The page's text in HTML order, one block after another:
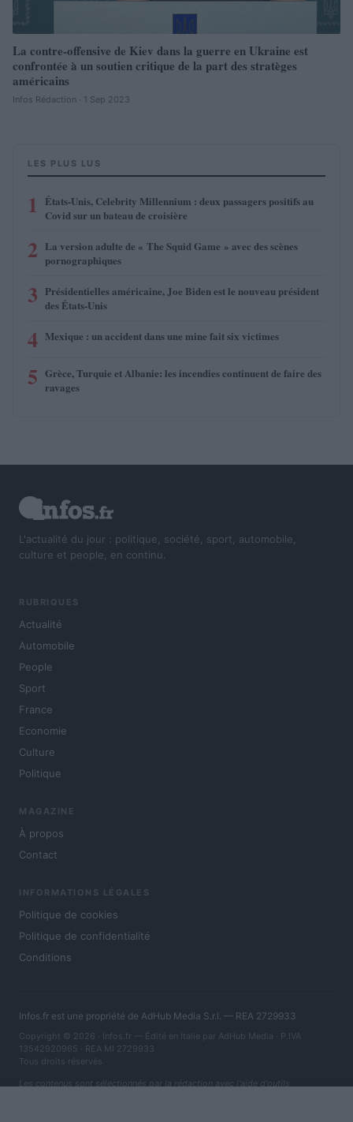
La contre-offensive de Kiev dans la guerre en Ukraine est
confrontée à un soutien critique de la part des stratèges
américains
Infos Rédaction · 1 Sep 2023
LES PLUS LUS
1
États-Unis, Celebrity Millennium : deux passagers positifs au
Covid sur un bateau de croisière
2 La version adulte de « The Squid Game » avec des scènes
pornographiques
3 Présidentielles américaine, Joe Biden est le nouveau président
des États-Unis
4 Mexique : un accident dans une mine fait six victimes
5 Grèce, Turquie et Albanie: les incendies continuent de faire des
ravages
L'actualité du jour : politique, société, sport, automobile,
culture et people, en continu.
RUBRIQUES
Actualité
Automobile
People
Sport
France
Economie
Culture
Politique
MAGAZINE
À propos
Contact
INFORMATIONS LÉGALES
Politique de cookies
Politique de confidentialité
Conditions
Infos.fr est une propriété de AdHub Media S.r.l. — REA 2729933
Copyright © 2026 · Infos.fr — Édité en Italie par AdHub Media · P.IVA
13542920965 · REA MI 2729933
Tous droits réservés
Les contenus sont sélectionnés par la rédaction avec l'aide d'outils